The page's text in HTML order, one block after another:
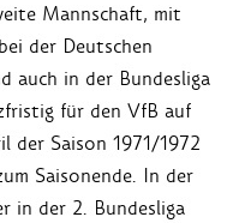
Mannschaft, mit
der Deutschen
auch in der Bundesliga
für den VfB auf
der Saison 1971/1972
Saisonende. In der
in der 2. Bundesliga